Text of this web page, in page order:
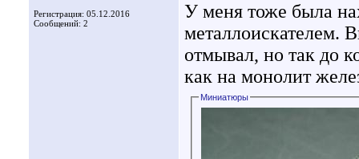
Регистрация: 05.12.2016
Сообщений: 2
У меня тоже была
металлоискателем.
отмывал, но так до
как на монолит
Миниатюры